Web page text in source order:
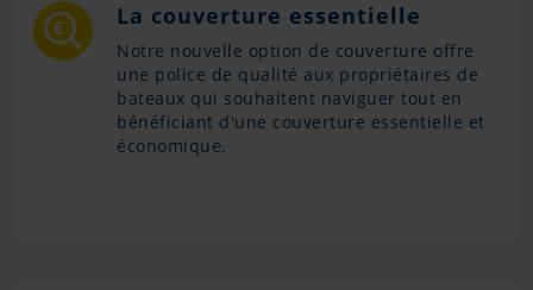
La couverture essentielle
Notre nouvelle option de couverture offre
une police de qualité aux propriétaires de
bateaux qui souhaitent naviguer tout en
bénéficiant d'une couverture essentielle et
économique.